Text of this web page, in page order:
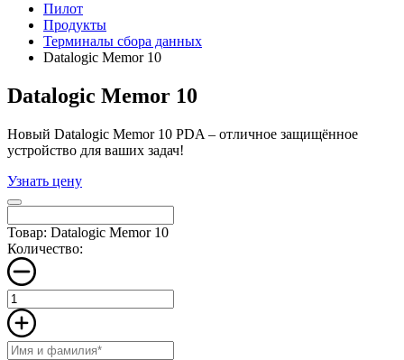
Пилот
Продукты
Терминалы сбора данных
Datalogic Memor 10
Datalogic Memor 10
Новый Datalogic Memor 10 PDA – отличное защищённое
устройство для ваших задач!
Узнать цену
Товар: Datalogic Memor 10
Количество: